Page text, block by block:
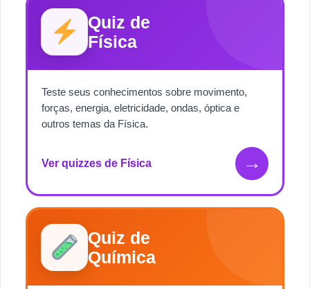
Quiz de
Física
Teste seus conhecimentos sobre movimento,
forças, energia, eletricidade, ondas, óptica e
outros temas da Física.
Ver quizzes de Física →
Quiz de
Química